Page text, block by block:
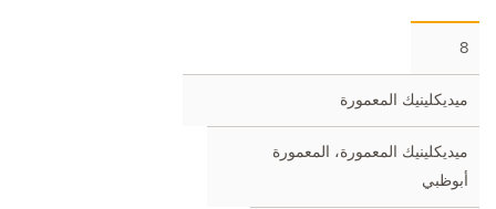
8
ميديكلينيك المعمورة
ميديكلينيك المعمورة، المعمورة
أبوظبي